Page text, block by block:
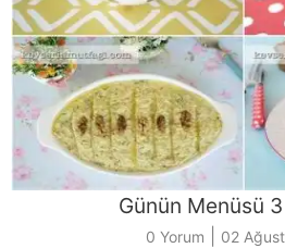
Günün Menüsü
0 Yorum 02